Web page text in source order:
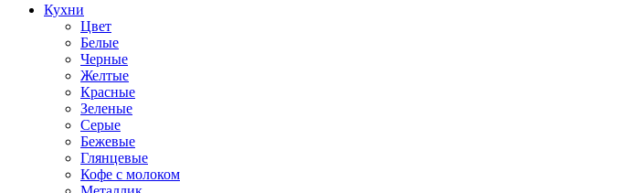
Кухни
Цвет
Белые
Черные
Желтые
Красные
Зеленые
Серые
Бежевые
Глянцевые
Кофе с молоком